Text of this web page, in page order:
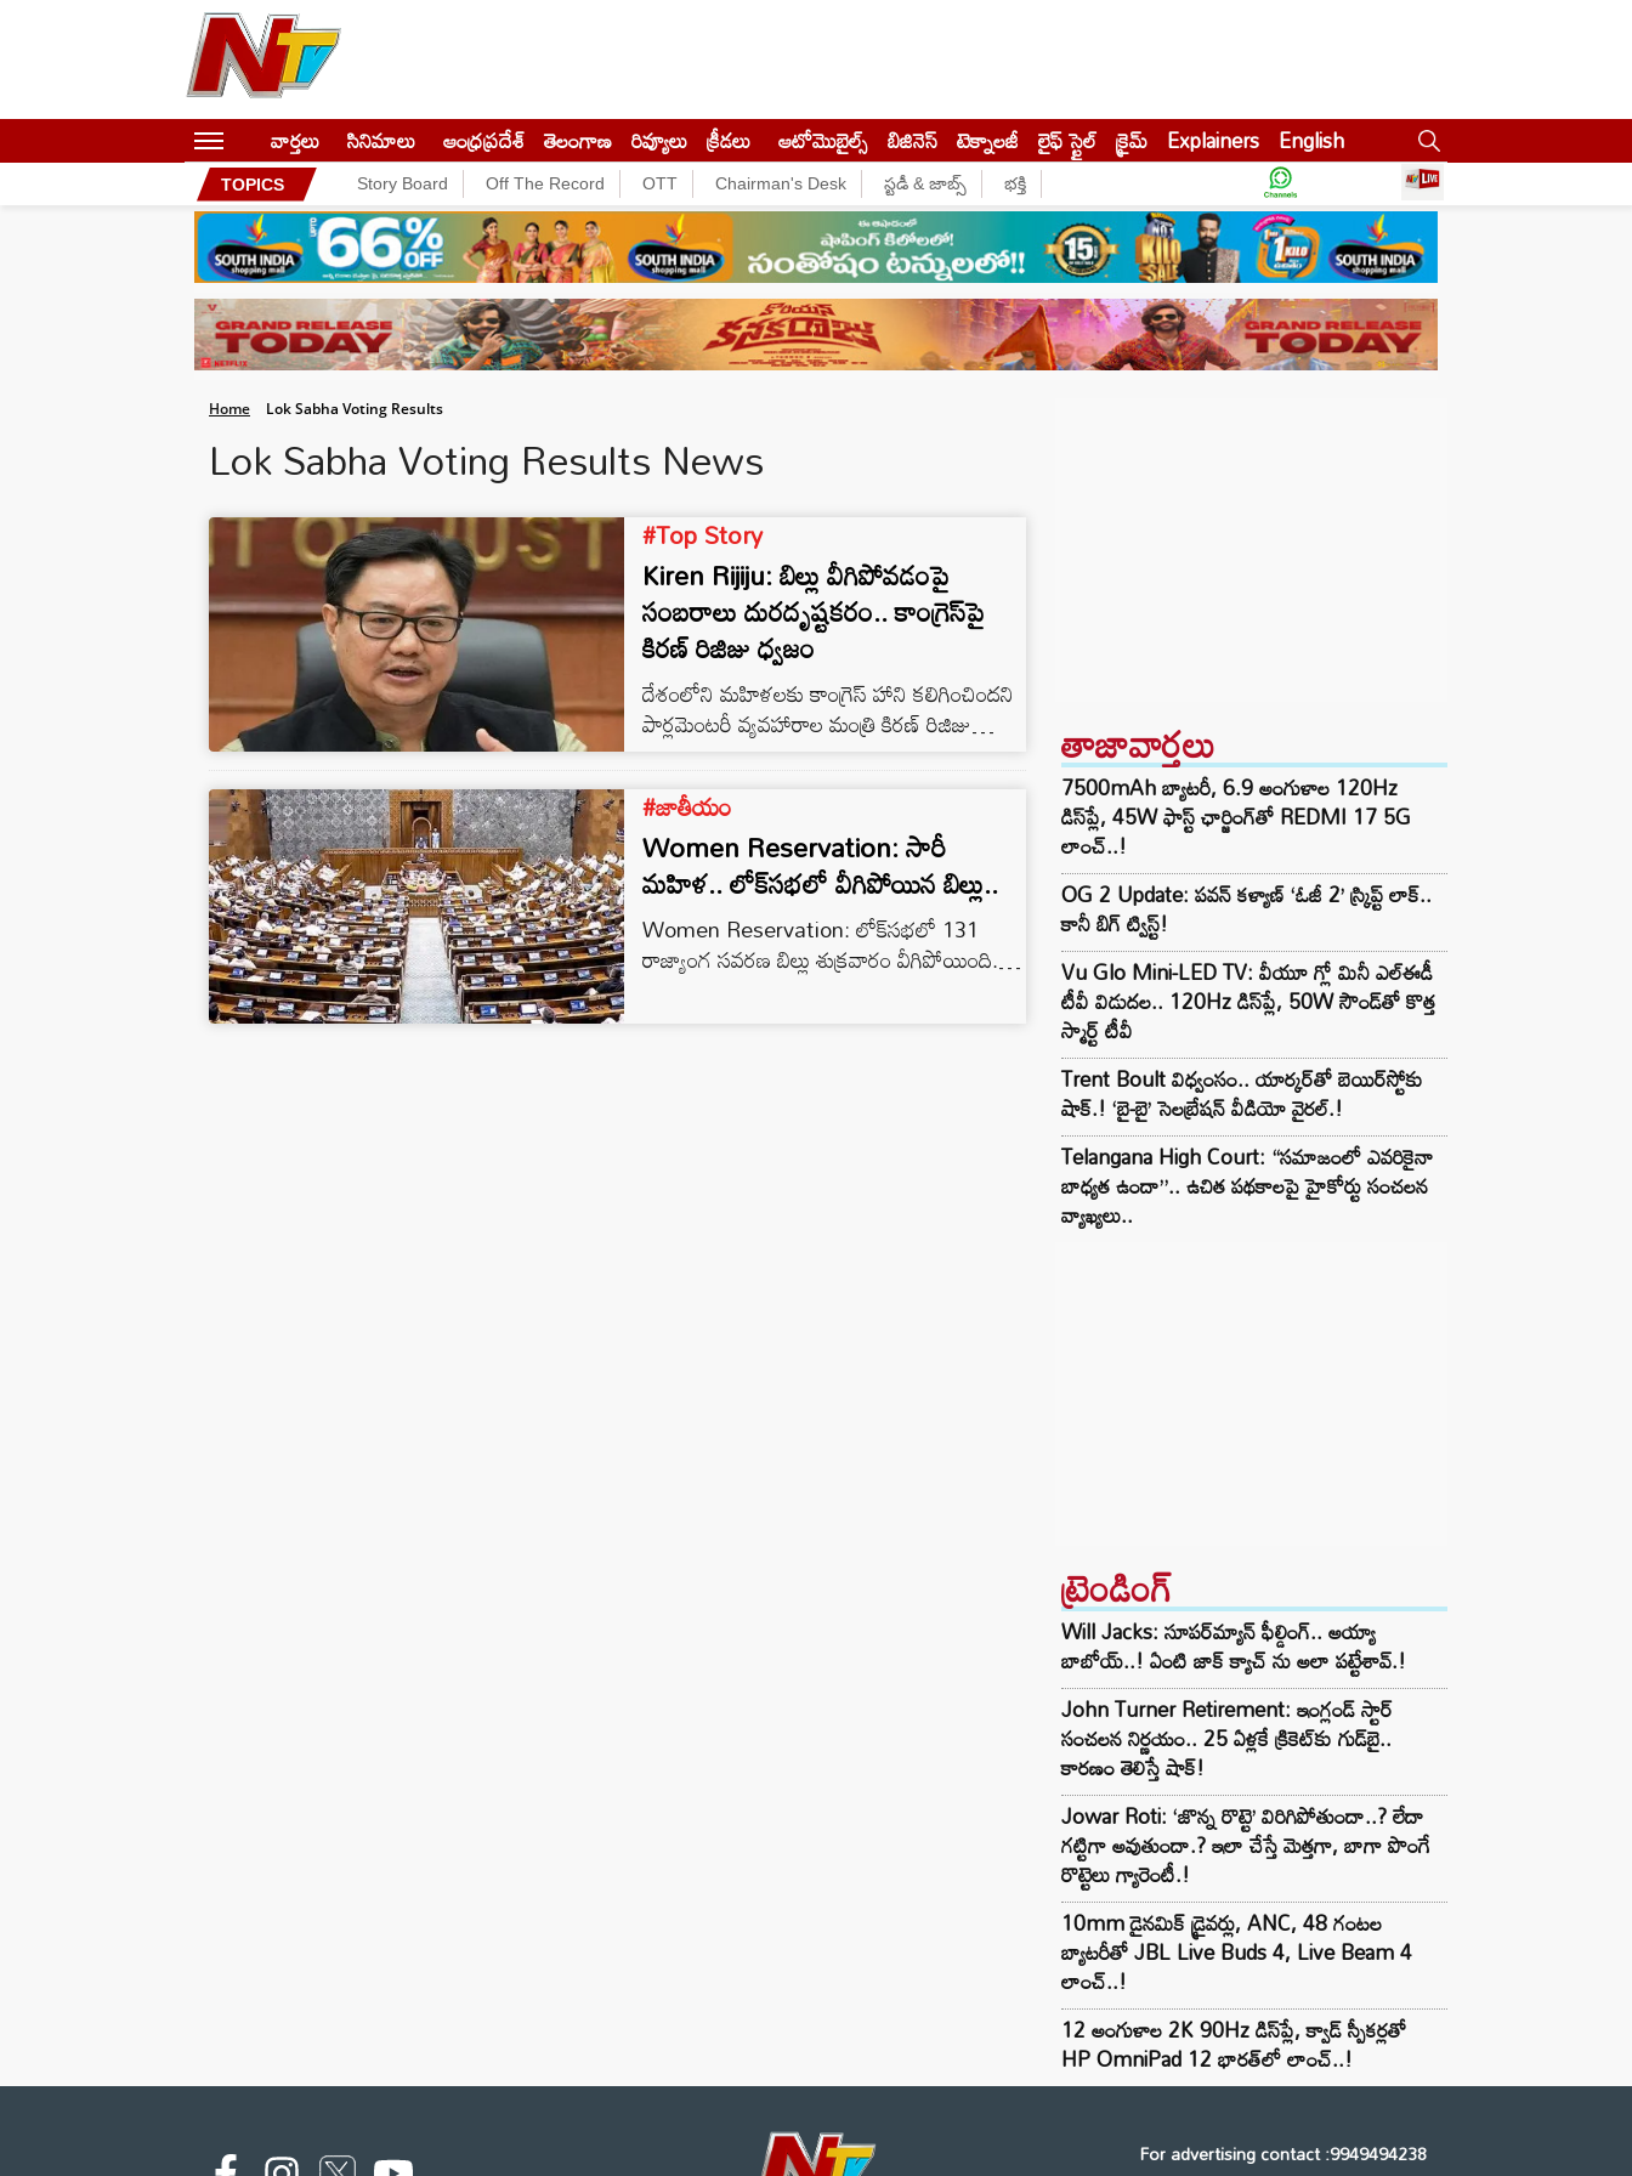
వార్తలు సినిమాలు ఆంధ్రప్రదేశ్ తెలంగాణ రివ్యూలు క్రీడలు ఆటోమొబైల్స్ బిజినెస్‌ టెక్నాలజీ లైఫ్ స్టైల్ క్రైమ్ Explainers English
TOPICS Story Board Off The Record OTT Chairman's Desk స్టడీ & జాబ్స్ భక్తి
Home Lok Sabha Voting Results
Lok Sabha Voting Results News
#Top Story
Kiren Rijiju: బిల్లు వీగిపోవడంపై
సంబరాలు దురదృష్టకరం.. కాంగ్రెస్‌పై
కిరణ్‌ రిజిజు ధ్వజం
దేశంలోని మహిళలకు కాంగ్రెస్ హాని కలిగించిందని
పార్లమెంటరీ వ్యవహారాల మంత్రి కిరణ్ రిజిజు
ఆరోపించారు. కేంద్ర కేబినెట్ సమావేశం తర్వాత
మీడియాతో మాట్లాడారు.
#జాతీయం
Women Reservation: సారీ
మహిళ.. లోక్‌సభలో వీగిపోయిన బిల్లు..
Women Reservation: లోక్‌సభలో 131
రాజ్యాంగ సవరణ బిల్లు శుక్రవారం వీగిపోయింది.
మొత్తం 528 సభ్యులు ఓటింగ్ చేస్తే ఇందులో 298
తాజావార్తలు
7500mAh బ్యాటరీ, 6.9 అంగుళాల 120Hz
డిస్‌ప్లే, 45W ఫాస్ట్ ఛార్జింగ్‌తో REDMI 17 5G
లాంచ్..!
OG 2 Update: పవన్ కళ్యాణ్ ‘ఓజీ 2’ స్క్రిప్ట్ లాక్..
కానీ బిగ్ ట్విస్ట్!
Vu Glo Mini-LED TV: వీయూ గ్లో మినీ ఎల్ఈడీ
టీవీ విడుదల.. 120Hz డిస్‌ప్లే, 50W సౌండ్‌తో కొత్త
స్మార్ట్ టీవీ
Trent Boult విధ్వంసం.. యార్కర్‌తో బెయిర్‌స్టోకు
షాక్.! ‘బై-బై’ సెలబ్రేషన్ వీడియో వైరల్.!
Telangana High Court: “సమాజంలో ఎవరికైనా
బాధ్యత ఉందా”.. ఉచిత పథకాలపై హైకోర్టు సంచలన
వ్యాఖ్యలు..
ట్రెండింగ్‌
Will Jacks: సూపర్‌మ్యాన్ ఫీల్డింగ్.. అయ్యా
బాబోయ్..! ఏంటి జాక్ క్యాచ్ ను అలా పట్టేశావ్.!
John Turner Retirement: ఇంగ్లండ్ స్టార్
సంచలన నిర్ణయం.. 25 ఏళ్లకే క్రికెట్‌కు గుడ్‌బై..
కారణం తెలిస్తే షాక్!
Jowar Roti: ‘జొన్న రొట్టె’ విరిగిపోతుందా..? లేదా
గట్టిగా అవుతుందా.? ఇలా చేస్తే మెత్తగా, బాగా పొంగే
రొట్టెలు గ్యారెంటీ.!
10mm డైనమిక్ డ్రైవర్లు, ANC, 48 గంటల
బ్యాటరీతో JBL Live Buds 4, Live Beam 4
లాంచ్..!
12 అంగుళాల 2K 90Hz డిస్‌ప్లే, క్వాడ్ స్పీకర్లతో
HP OmniPad 12 భారత్‌లో లాంచ్..!
For advertising contact :9949494238